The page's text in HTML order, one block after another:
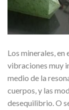
Los minerales,
vibraciones muy
medio de la
cuerpos, y las
desequilibrio. O